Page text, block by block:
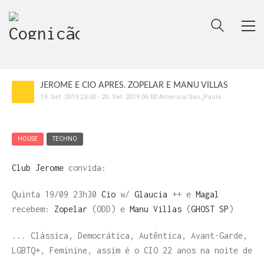
JEROME E CIO APRES. ZOPELAR E MANU VILLAS
19. Set. 2019 23:00 - 20. Set. 2019 06:00 America/Sao_Paulo
HOUSE TECHNO
Club Jerome convida:
Quinta 19/09 23h30 Cio w/ Glaucia ++ e Magal
recebem: Zopelar (ODD) e Manu Villas (GHOST SP)
... Clássica, Democrática, Autêntica, Avant-Garde,
LGBTQ+, Feminine, assim é o CIO 22 anos na noite de